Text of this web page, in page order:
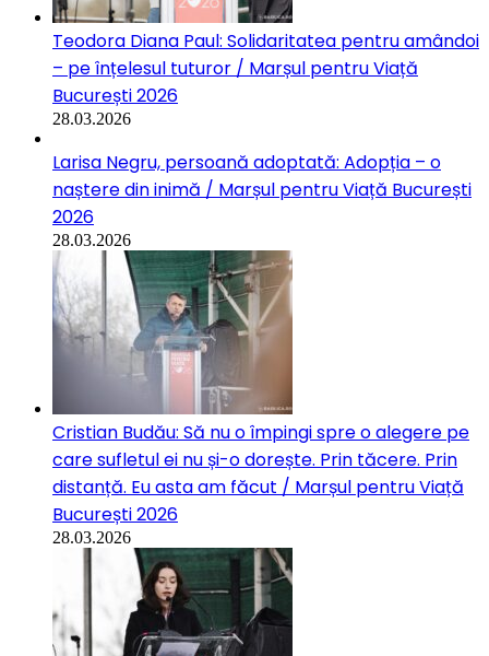
Teodora Diana Paul: Solidaritatea pentru amândoi
– pe înțelesul tuturor / Marșul pentru Viață
București 2026
28.03.2026
Larisa Negru, persoană adoptată: Adopția – o
naștere din inimă / Marșul pentru Viață București
2026
28.03.2026
Cristian Budău: Să nu o împingi spre o alegere pe
care sufletul ei nu și-o dorește. Prin tăcere. Prin
distanță. Eu asta am făcut / Marșul pentru Viață
București 2026
28.03.2026